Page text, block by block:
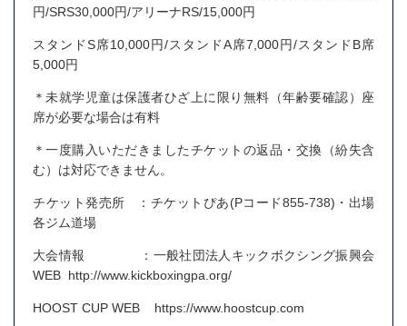
円/SRS30,000円/アリーナRS/15,000円
スタンドS席10,000円/スタンドA席7,000円/スタンドB席
5,000円
＊未就学児童は保護者ひざ上に限り無料（年齢要確認）座
席が必要な場合は有料
＊一度購入いただきましたチケットの返品・交換（紛失含
む）は対応できません。
チケット発売所 ：チケットぴあ(Pコード855-738)・出場
各ジム道場
大会情報 ：一般社団法人キックボクシング振興会
WEB http://www.kickboxingpa.org/
HOOST CUP WEB https://www.hoostcup.com